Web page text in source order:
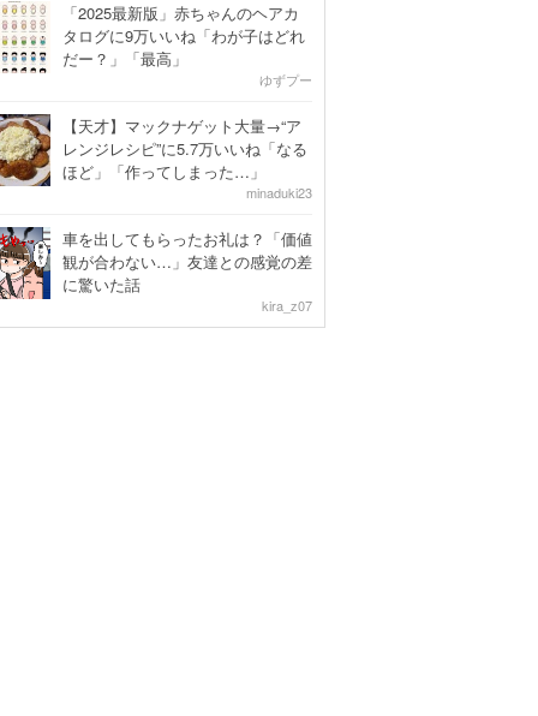
「2025最新版」赤ちゃんのヘアカ
タログに9万いいね「わが子はどれ
だー？」「最高」
ゆずプー
【天才】マックナゲット大量→“ア
レンジレシピ”に5.7万いいね「なる
ほど」「作ってしまった…」
minaduki23
車を出してもらったお礼は？「価値
観が合わない…」友達との感覚の差
に驚いた話
kira_z07